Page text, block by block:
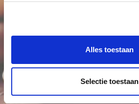
Alles toestaan
Selectie toestaan